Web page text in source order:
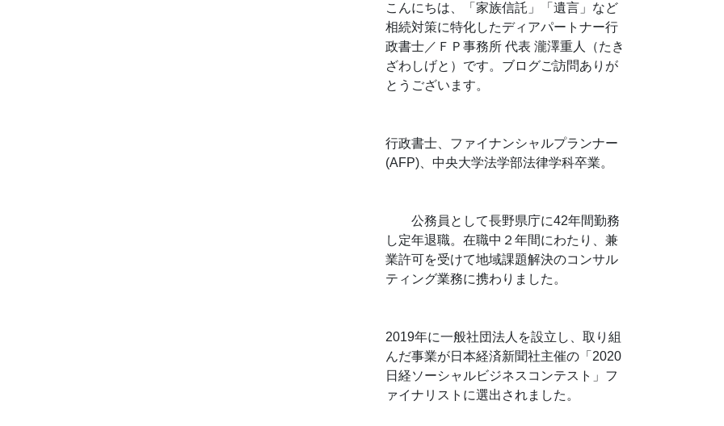
こんにちは、「家族信託」「遺言」など
相続対策に特化したディアパートナー行
政書士／ＦＰ事務所 代表 瀧澤重人（たき
ざわしげと）です。ブログご訪問ありが
とうございます。
行政書士、ファイナンシャルプランナー
(AFP)、中央大学法学部法律学科卒業。
公務員として長野県庁に42年間勤務
し定年退職。在職中２年間にわたり、兼
業許可を受けて地域課題解決のコンサル
ティング業務に携わりました。
2019年に一般社団法人を設立し、取り組
んだ事業が日本経済新聞社主催の「2020
日経ソーシャルビジネスコンテスト」フ
ァイナリストに選出されました。